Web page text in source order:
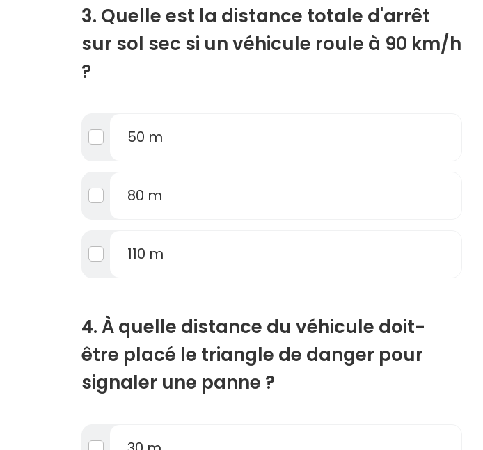
3. Quelle est la distance totale d'arrêt
sur sol sec si un véhicule roule à 90 km/h
?
50 m
80 m
110 m
4. À quelle distance du véhicule doit-
être placé le triangle de danger pour
signaler une panne ?